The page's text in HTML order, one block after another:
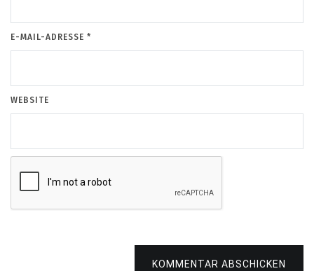
E-MAIL-ADRESSE *
WEBSITE
KOMMENTAR ABSCHICKEN